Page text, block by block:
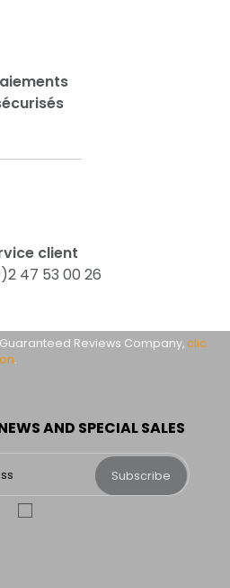
client
47 53 00 26
AND SPECIAL SALES
Subscribe
Reviews Company,clic
.